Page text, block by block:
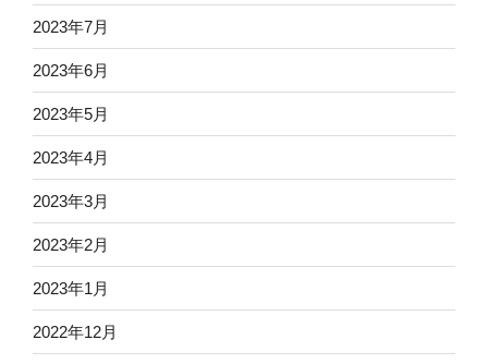
2023年7月
2023年6月
2023年5月
2023年4月
2023年3月
2023年2月
2023年1月
2022年12月